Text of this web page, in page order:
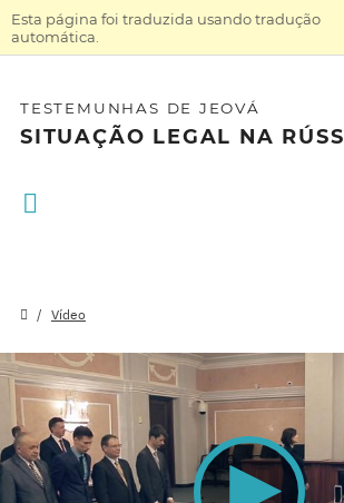
Esta página foi traduzida usando tradução
automática.
TESTEMUNHAS DE JEOVÁ
SITUAÇÃO LEGAL NA
Vídeo